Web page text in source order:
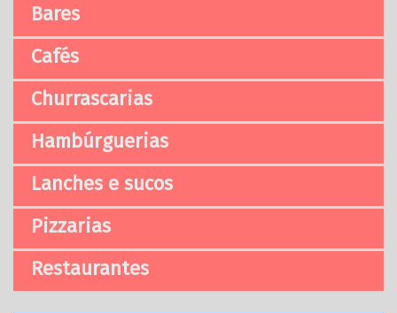
Bares
Cafés
Churrascarias
Hambúrguerias
Lanches e sucos
Pizzarias
Restaurantes